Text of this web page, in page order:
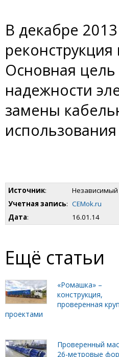
В декабре
Основная
надежности
замены
Источник:
Независимый
Учетная запись: CEMok.ru
Дата: 16.01.14
Ещё статьи
«Ромашка» –
конструкция,
проверенная
проектами
Проверенный
26-метровые